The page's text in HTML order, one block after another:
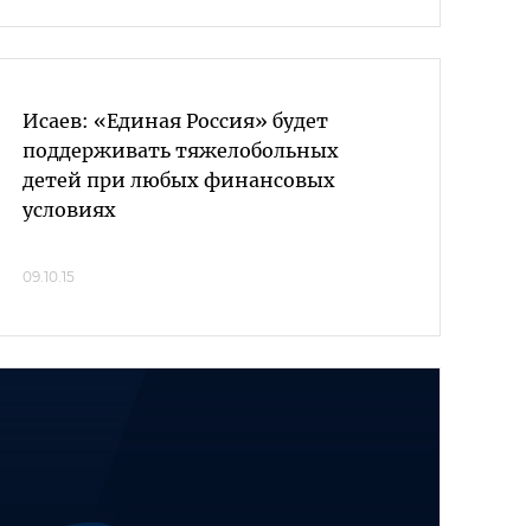
Исаев: «Единая Россия» будет
поддерживать тяжелобольных
детей при любых финансовых
условиях
09.10.15